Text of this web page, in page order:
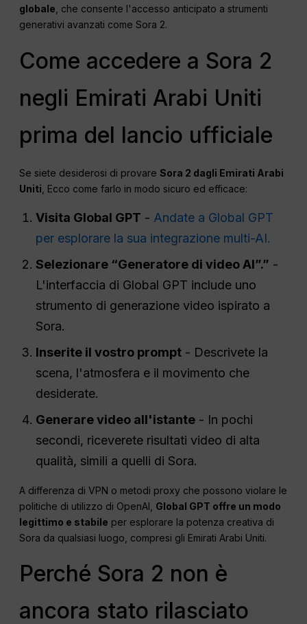
globale , che consente l'accesso anticipato a strumenti
generativi avanzati come Sora 2.
Come accedere a Sora 2
negli Emirati Arabi Uniti
prima del lancio ufficiale
Se siete desiderosi di provareSora 2 dagli Emirati Arabi
Uniti , Ecco come farlo in modo sicuro ed efficace:
Visita Global GPT - Andate a Global GPT
per esplorare la sua integrazione multi-AI.
Selezionare “Generatore di video AI”.” -
L'interfaccia di Global GPT include uno
strumento di generazione video ispirato a
Sora.
Inserite il vostro prompt - Descrivete la
scena, l'atmosfera e il movimento che
desiderate.
Generare video all'istante - In pochi
secondi, riceverete risultati video di alta
qualità, simili a quelli di Sora.
A differenza di VPN o metodi proxy che possono violare le
politiche di utilizzo di OpenAI, Global GPT offre un modo
legittimo e stabile per esplorare la potenza creativa di
Sora da qualsiasi luogo, compresi gli Emirati Arabi Uniti.
Perché Sora 2 non è
ancora stato rilasciato